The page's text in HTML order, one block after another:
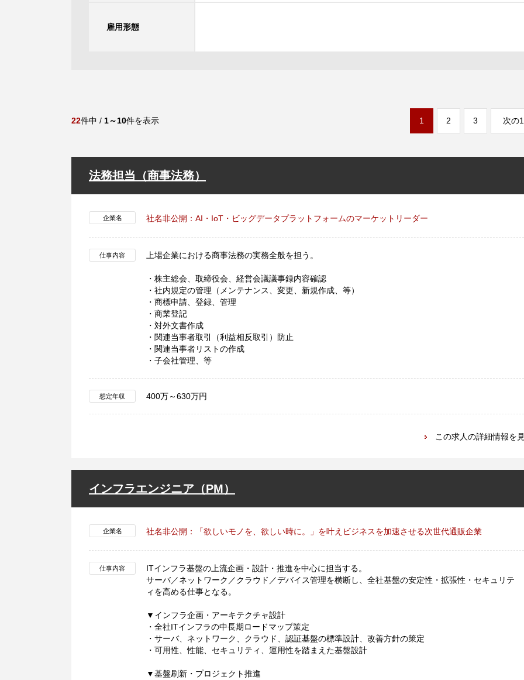
雇用形態
22件中 / 1～10件を表示 1 2 3 次の
法務担当（商事法務）
企業名 社名非公開：AI・IoT・ビッグデータプラットフォームのマーケットリーダー
仕事内容 上場企業における商事法務の実務全般を担う。
・株主総会、取締役会、経営会議議事録内容確認
・社内規定の管理（メンテナンス、変更、新規作成、等）
・商標申請、登録、管理
・商業登記
・対外文書作成
・関連当事者取引（利益相反取引）防止
・関連当事者リストの作成
・子会社管理、等
想定年収 400万～630万円
この求人の詳細情報を
インフラエンジニア（PM）
企業名 社名非公開：「欲しいモノを、欲しい時に。」を叶えビジネスを加速させる次世代通販企業
仕事内容
ITインフラ基盤の上流企画・設計・推進を中心に担当する。
サーバ／ネットワーク／クラウド／デバイス管理を横断し、全社基盤の安定性・拡張性・セキュリテ
ィを高める仕事となる。
▼インフラ企画・アーキテクチャ設計
・全社ITインフラの中長期ロードマップ策定
・サーバ、ネットワーク、クラウド、認証基盤の標準設計、改善方針の策定
・可用性、性能、セキュリティ、運用性を踏まえた基盤設計
▼基盤刷新・プロジェクト推進